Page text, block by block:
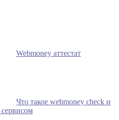
Webmoney аттестат
Что такое webmoney check и
сервисом